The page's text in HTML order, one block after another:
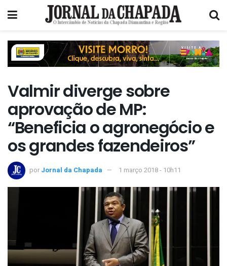
Valmir diverge sobre
aprovação de MP:
“Beneficia o agronegócio e
os grandes fazendeiros”
por Jornal da Chapada 1 março 2018 - 10h11